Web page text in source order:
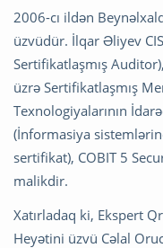
2006-cı ildən
üzvüdür. İlqar Əliyev
Sertifikatlaşmış
üzrə Sertifikatlaşmış
Texnologiyalarının
(İnformasiya
sertifikat), COBIT 5
malikdir.
Xatırladaq ki, Ekspert
Heyətini üzvü Cəlal